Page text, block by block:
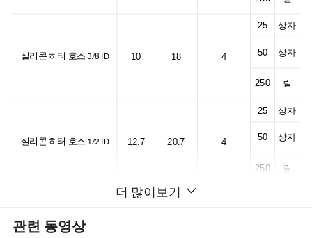
실리콘 히터 호스 3/8 ID 10 18 4
25 상자
50 상자
250 릴
실리콘 히터 호스 1/2 ID 12.7 20.7 4
25 상자
50 상자
250 릴
실리콘 히터 호스 5/8 ID
더 많이보기
관련 동영상